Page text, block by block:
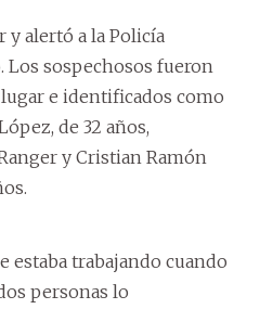
y alertó a la Policía
sospechosos fueron
e identificados como
de 32 años,
y Cristian Ramón
estaba trabajando cuando
personas lo